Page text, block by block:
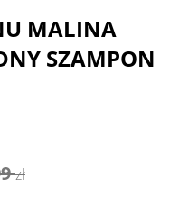
MALINA
SZAMPON
zł